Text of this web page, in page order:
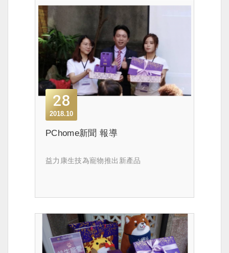
28
2018.10
PChome新聞 報導
益力康生技為寵物推出新產品